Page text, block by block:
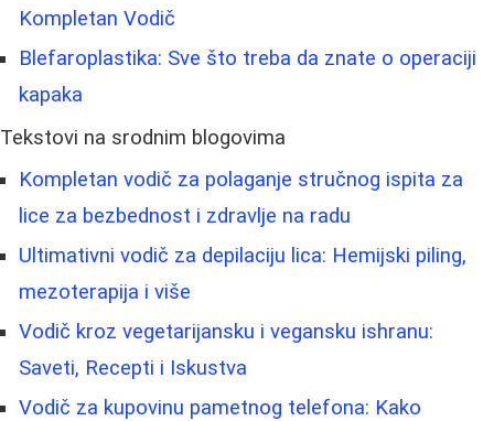
Kompletan Vodič
Blefaroplastika: Sve što treba da znate o operaciji
kapaka
Tekstovi na srodnim blogovima
Kompletan vodič za polaganje stručnog ispita za
lice za bezbednost i zdravlje na radu
Ultimativni vodič za depilaciju lica: Hemijski piling,
mezoterapija i više
Vodič kroz vegetarijansku i vegansku ishranu:
Saveti, Recepti i Iskustva
Vodič za kupovinu pametnog telefona: Kako